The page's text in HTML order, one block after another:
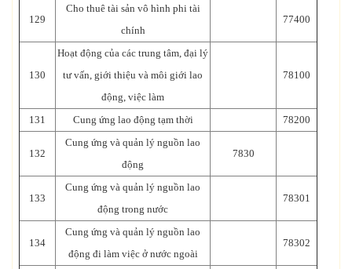
129
Cho thuê tài sản vô hình phi tài
chính
77400
130
Hoạt động của các trung tâm, đại lý
tư vấn, giới thiệu và môi giới lao
động, việc làm
78100
131 Cung ứng lao động tạm thời 78200
132
Cung ứng và quản lý nguồn lao
động
7830
133
Cung ứng và quản lý nguồn lao
động trong nước
78301
134
Cung ứng và quản lý nguồn lao
động đi làm việc ở nước ngoài
78302